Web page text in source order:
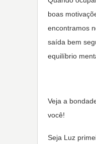
boas
encontramos
saída bem
equilíbrio
Veja a
você!
Seja Luz